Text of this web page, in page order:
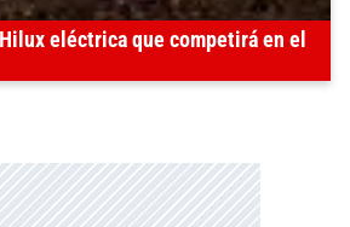
eléctrica que competirá en el